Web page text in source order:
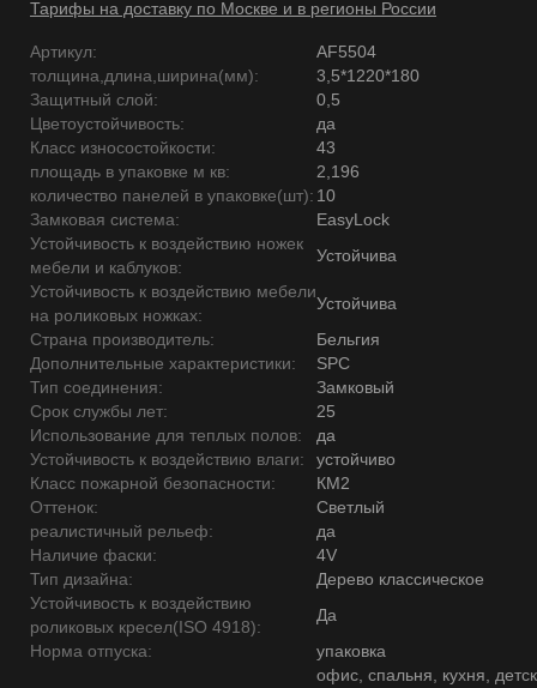
Тарифы на доставку по Москве и в регионы России
Артикул:
AF5504
толщина,длина,ширина(мм):
3,5*1220*180
Защитный слой:
0,5
Цветоустойчивость:
да
Класс износостойкости:
43
площадь в упаковке м кв:
2,196
количество панелей в упаковке(шт): 10
Замковая система:
EasyLock
Устойчивость к воздействию ножек
мебели и каблуков:
Устойчива
Устойчивость к воздействию мебели
на роликовых ножках:
Устойчива
Страна производитель:
Бельгия
Дополнительные характеристики:
SPC
Тип соединения:
Замковый
Срок службы лет:
25
Использование для теплых полов:
да
Устойчивость к воздействию влаги:
устойчиво
Класс пожарной безопасности:
КМ2
Оттенок:
Светлый
реалистичный рельеф:
да
Наличие фаски:
4V
Тип дизайна:
Дерево классическое
Устойчивость к воздействию
роликовых кресел(ISO 4918):
Да
Норма отпуска:
упаковка
офис, спальня, кухня,